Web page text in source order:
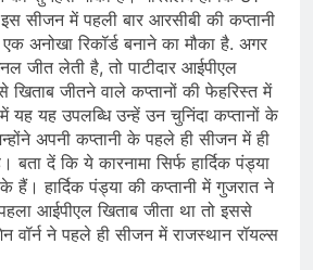
सीजन में पहली बार आरसीबी की कप्तानी
अनोखा रिकॉर्ड बनाने का मौका है. अगर
जीत लेती है, तो पाटीदार आईपीएल
जीतने वाले कप्तानों की फेहरिस्त में
यह यह उपलब्धि उन्हें उन चुनिंदा कप्तानों के
अपनी कप्तानी के पहले ही सीजन में ही
दें कि ये कारनामा सिर्फ हार्दिक पंड्या
हैं। हार्दिक पंड्या की कप्तानी में गुजरात ने
आईपीएल खिताब जीता था तो इससे
ने पहले ही सीजन में राजस्थान रॉयल्स